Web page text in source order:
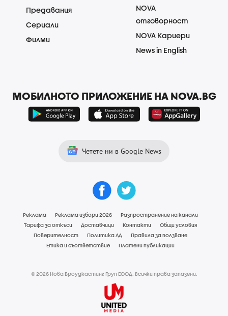
Предавания
Сериали
Филми
NOVA
отговорност
NOVA Кариери
News in English
МОБИЛНОТО ПРИЛОЖЕНИЕ НА NOVA.BG
Четете ни в Google News
Реклама Реклама избори 2026
Разпространение на канали
Тарифа за откъси
Доставчици Контакти
Общи условия
Поверителност
Политика ЛД
Правила за ползване
Етика и съответствие
Платени публикации
© 2026 Нова Броудкастинг Груп ЕООД. Всички права запазени.